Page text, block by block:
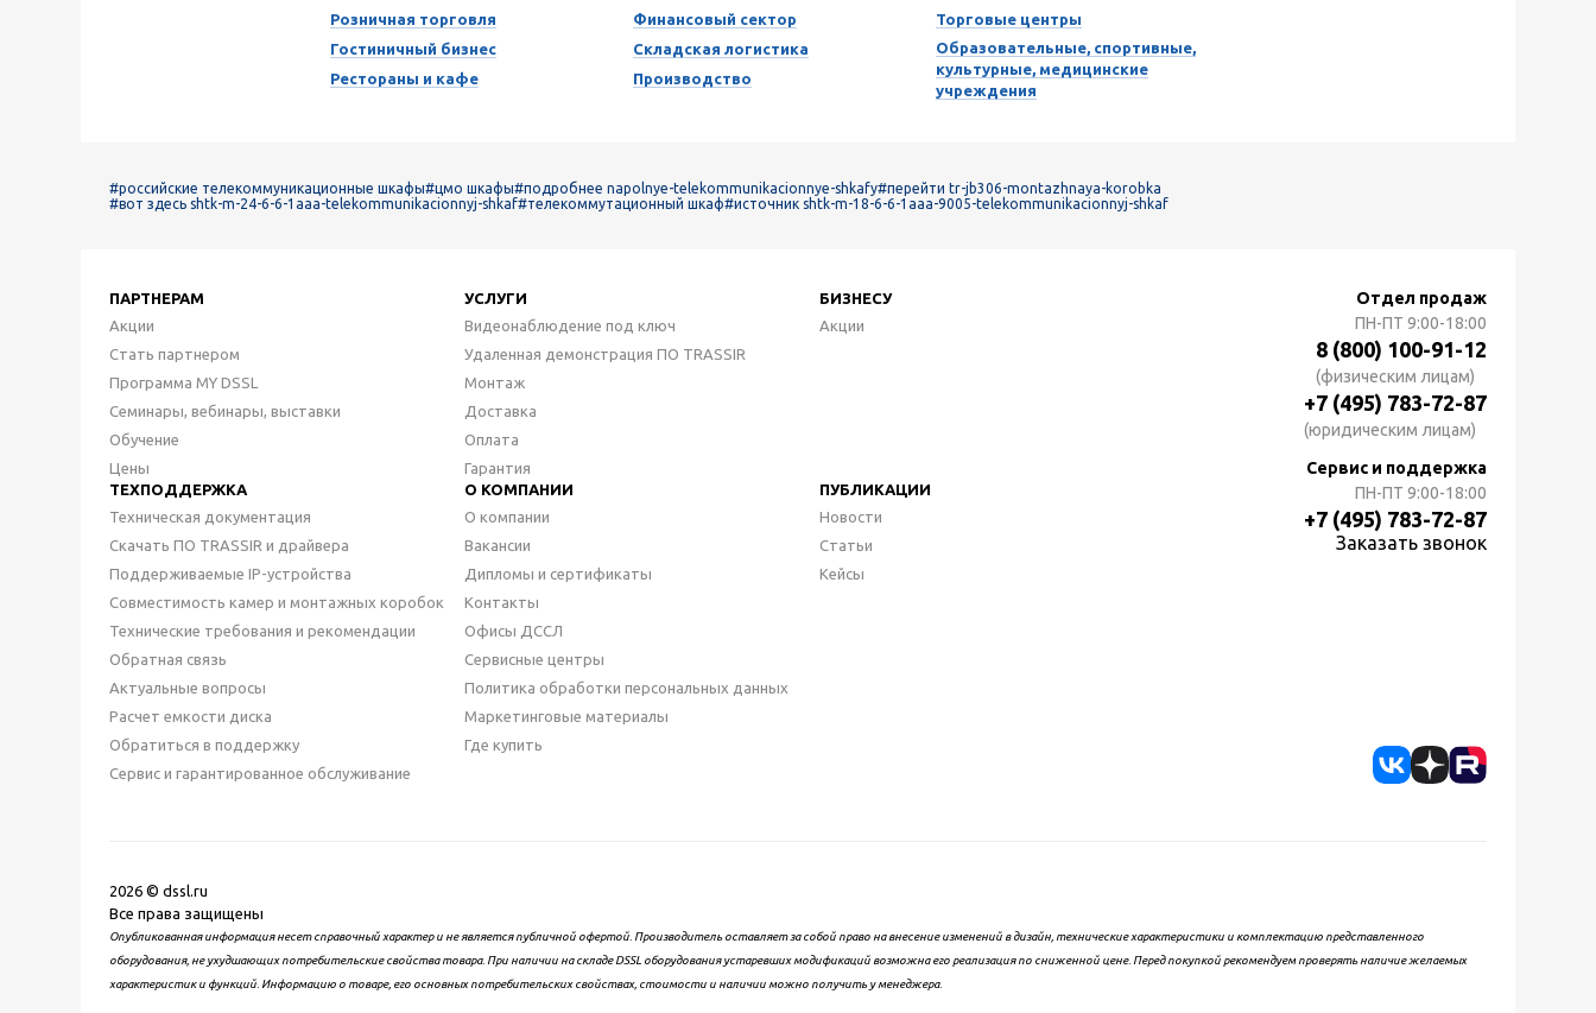
Розничная торговля
Гостиничный бизнес
Рестораны и кафе
Финансовый сектор
Складская логистика
Производство
Торговые центры
Образовательные, спортивные,
культурные, медицинские
учреждения
#российские телекоммуникационные шкафы#цмо шкафы#подробнее napolnye-telekommunikacionnye-shkafy#перейти tr-jb306-montazhnaya-korobka
#вот здесь shtk-m-24-6-6-1aaa-telekommunikacionnyj-shkaf#телекоммутационный шкаф#источник shtk-m-18-6-6-1aaa-9005-telekommunikacionnyj-shkaf
ПАРТНЕРАМ
Акции
Стать партнером
Программа MY DSSL
Семинары, вебинары, выставки
Обучение
Цены
УСЛУГИ
Видеонаблюдение под ключ
Удаленная демонстрация ПО TRASSIR
Монтаж
Доставка
Оплата
Гарантия
БИЗНЕСУ
Акции
ТЕХПОДДЕРЖКА
Техническая документация
Скачать ПО TRASSIR и драйвера
Поддерживаемые IP-устройства
Совместимость камер и монтажных коробок
Технические требования и рекомендации
Обратная связь
Актуальные вопросы
Расчет емкости диска
Обратиться в поддержку
Сервис и гарантированное обслуживание
О КОМПАНИИ
О компании
Вакансии
Дипломы и сертификаты
Контакты
Офисы ДССЛ
Сервисные центры
Политика обработки персональных данных
Маркетинговые материалы
Где купить
ПУБЛИКАЦИИ
Новости
Статьи
Кейсы
Отдел продаж
ПН-ПТ 9:00-18:00
8 (800) 100-91-12
(физическим лицам)
+7 (495) 783-72-87
(юридическим лицам)
Сервис и поддержка
ПН-ПТ 9:00-18:00
+7 (495) 783-72-87
Заказать звонок
2026 © dssl.ru
Все права защищены
Опубликованная информация несет справочный характер и не является публичной офертой. Производитель оставляет за собой право на внесение изменений в дизайн, технические характеристики и комплектацию представленного
оборудования, не ухудшающих потребительские свойства товара. При наличии на складе DSSL оборудования устаревших модификаций возможна его реализация по сниженной цене. Перед покупкой рекомендуем проверять наличие желаемых
характеристик и функций. Информацию о товаре, его основных потребительских свойствах, стоимости и наличии можно получить у менеджера.